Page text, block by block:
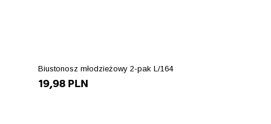
Biustonosz młodzieżowy 2-pak L/164
19,98 PLN